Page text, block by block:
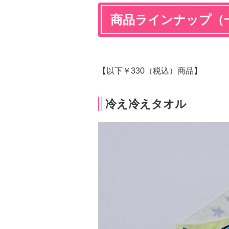
商品ラインナップ（
【以下￥330（税込）商品】
冷え冷えタオル